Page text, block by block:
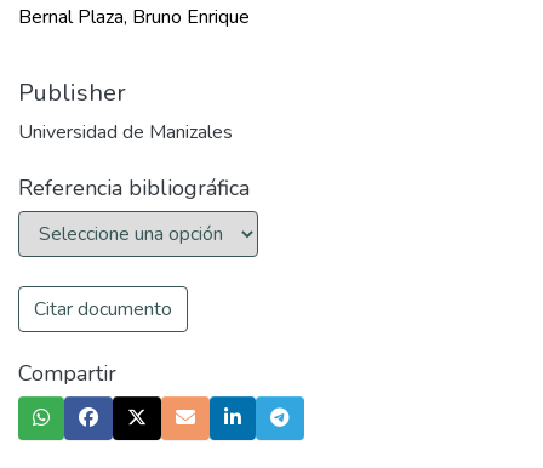
Bernal Plaza, Bruno Enrique
Publisher
Universidad de Manizales
Referencia bibliográfica
Citar documento
Compartir